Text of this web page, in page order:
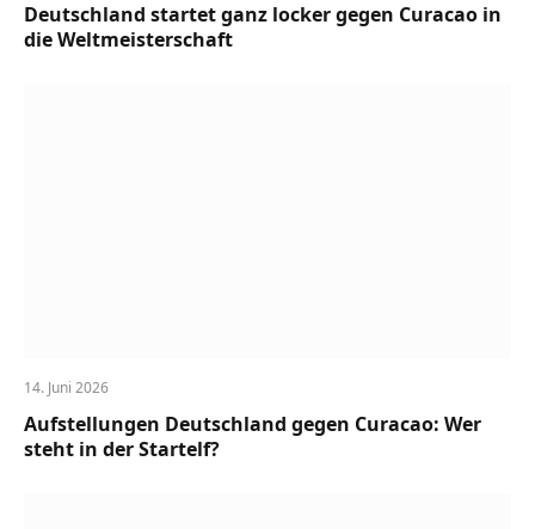
Deutschland startet ganz locker gegen Curacao in
die Weltmeisterschaft
14. Juni 2026
Aufstellungen Deutschland gegen Curacao: Wer
steht in der Startelf?